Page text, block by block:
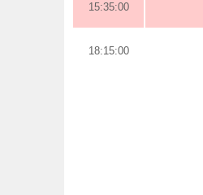
15:35:00
18:15:00